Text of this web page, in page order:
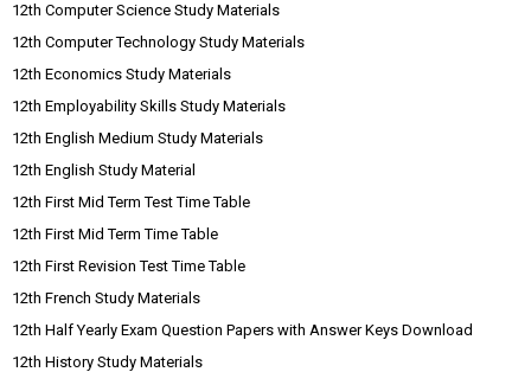
12th Computer Science Study Materials
12th Computer Technology Study Materials
12th Economics Study Materials
12th Employability Skills Study Materials
12th English Medium Study Materials
12th English Study Material
12th First Mid Term Test Time Table
12th First Mid Term Time Table
12th First Revision Test Time Table
12th French Study Materials
12th Half Yearly Exam Question Papers with Answer Keys Download
12th History Study Materials